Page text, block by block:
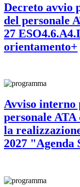
Decreto avvio
del personale
27
orientamento+
Avviso interno
personale
la
2027 "Agenda